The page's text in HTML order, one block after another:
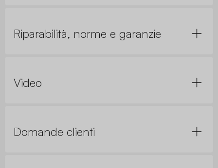
Riparabilità, norme e garanzie
Video
Domande clienti